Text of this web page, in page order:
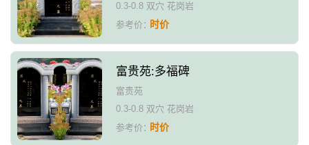
0.3-0.8 双穴 花岗岩
参考价：时价
富贵苑:多福碑
富贵苑
0.3-0.8 双穴 花岗岩
参考价：时价